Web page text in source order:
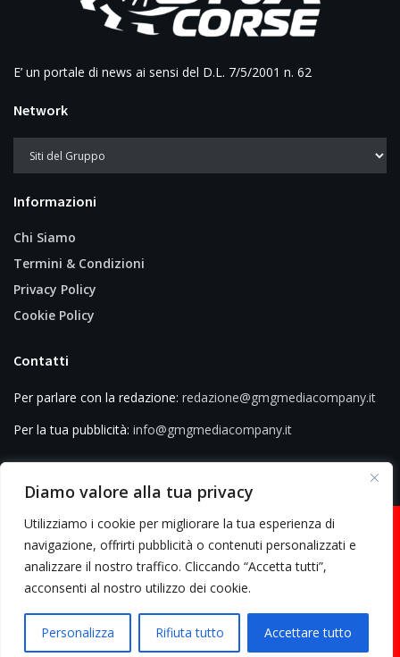
Diamo valore alla tua privacy
Utilizziamo i cookie per migliorare la tua esperienza di
navigazione, offrirti pubblicità o contenuti personalizzati e
analizzare il nostro traffico. Cliccando “Accetta tutti”,
acconsenti al nostro utilizzo dei cookie.
Personalizza Rifiuta tutto Accettare tutto
E’ un portale di news ai sensi del D.L. 7/5/2001 n. 62
Network
Informazioni
Chi Siamo
Termini & Condizioni
Privacy Policy
Cookie Policy
Contatti
Per parlare con la redazione: redazione@gmgmediacompany.it
Per la tua pubblicità: info@gmgmediacompany.it
© 2026 GMG Media Company Di Mossutti Gianluca | Sede legale: Corso
03234710642 | C.F: MSSGLC89D15L483O | REA: AV - 313130 | Domicilio
digitale: gmgmediacompany@pec.it